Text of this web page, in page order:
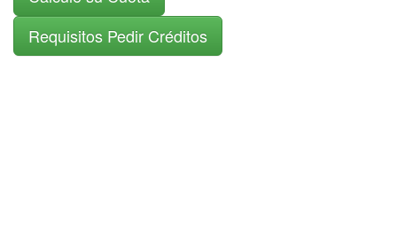
Requisitos Pedir Créditos